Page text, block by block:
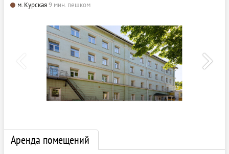
м. Курская9 мин. пешком
Аренда помещений